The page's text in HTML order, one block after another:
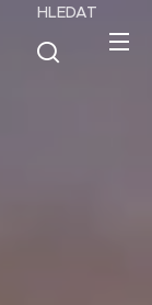
HLEDAT